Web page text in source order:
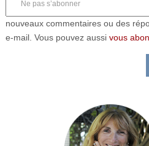
nouveaux commentaires ou des
e-mail. Vous pouvez aussi vous